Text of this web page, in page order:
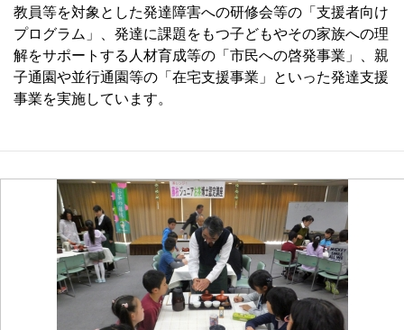
教員等を対象とした発達障害への研修会等の「支援者向け
プログラム」、発達に課題をもつ子どもやその家族への理
解をサポートする人材育成等の「市民への啓発事業」、親
子通園や並行通園等の「在宅支援事業」といった発達支援
事業を実施しています。